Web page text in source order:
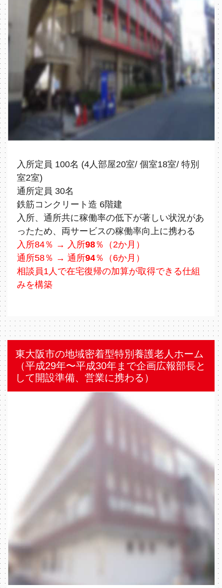
入所定員 100名 (4人部屋20室/ 個室18室/ 特別
室2室)
通所定員 30名
鉄筋コンクリート造 6階建
入所、通所共に稼働率の低下が著しい状況があ
ったため、両サービスの稼働率向上に携わる
入所84％ → 入所98％（2か⽉）
通所58％ → 通所94％（6か⽉）
相談員1人で在宅復帰の加算が取得できる仕組
みを構築
東大阪市の地域密着型特別養護老人ホーム
（平成29年〜平成30年まで企画広報部⻑と
して開設準備、営業に携わる）